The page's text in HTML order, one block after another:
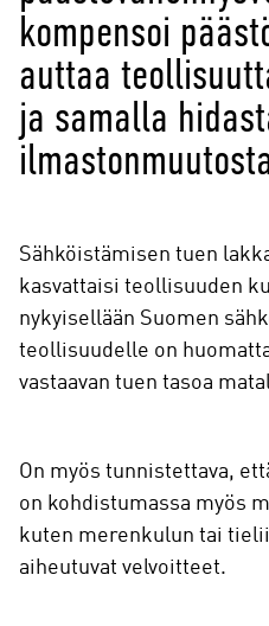
kompensoi
auttaa
ja samalla
Sähköistämisen tuen
kasvattaisi teollisuuden
nykyisellään Suomen
teollisuudelle on
vastaavan tuen tasoa
On myös tunnistettava,
on kohdistumassa myös
kuten merenkulun tai
aiheutuvat velvoitteet.